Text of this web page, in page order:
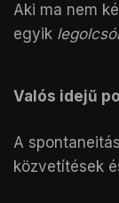
Aki ma nem
egyik
Valós idejű
A
közvetítések